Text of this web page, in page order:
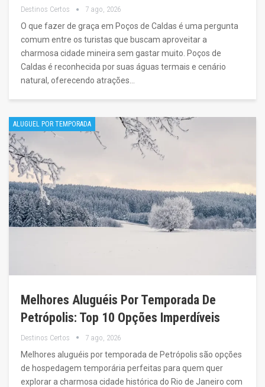
Destinos Certos 7 ago, 2026
O que fazer de graça em Poços de Caldas é uma pergunta
comum entre os turistas que buscam aproveitar a
charmosa cidade mineira sem gastar muito. Poços de
Caldas é reconhecida por suas águas termais e cenário
natural, oferecendo atrações…
ALUGUEL POR TEMPORADA
Melhores Aluguéis Por Temporada De
Petrópolis: Top 10 Opções Imperdíveis
Destinos Certos 7 ago, 2026
Melhores aluguéis por temporada de Petrópolis são opções
de hospedagem temporária perfeitas para quem quer
explorar a charmosa cidade histórica do Rio de Janeiro com